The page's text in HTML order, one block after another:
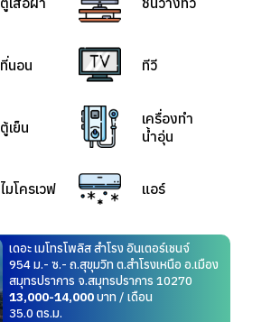
ที่นอน ทีวี
ตู้เย็น
เครื่องทำ
น้ำอุ่น
ไมโครเวฟ แอร์
เดอะ เมโทรโพลิส สำโรง อินเตอร์เชนจ์
954 ม.- ซ.- ถ.สุขุมวิท ต.สำโรงเหนือ อ.เมือง
สมุทรปราการ จ.สมุทรปราการ 10270
13,000-14,000บาท / เดือน
35.0 ตร.ม.